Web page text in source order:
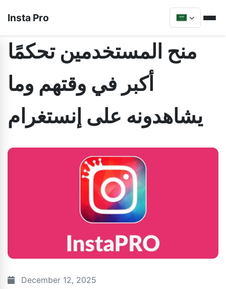
Insta Pro
منح المستخدمين تحكمًا
أكبر في وقتهم وما
يشاهدونه على إنستغرام
December 12, 2025